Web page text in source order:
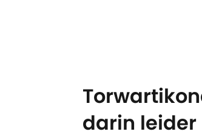
darin leider